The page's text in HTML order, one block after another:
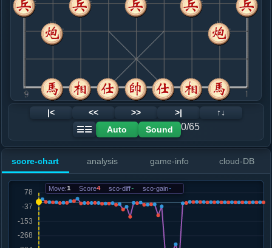
9. 仕四进五
黑+4
.....象７进５
10. 炮二平三
黑+11
兵九进一
.....士６进５
黑+9
黑+9
.....砲５退２
黑+6
12. 车一平二
黑+19
兵九进一
黑+14
13. 车六进一
黑+57
车二进七
车六平五
.....车９平８
黑+4
车９平６
15. 车二进九
黑+6
.....马７退８
黑+2
16. 车六进二
车六平四
|< << >> >|
↑↓
☰☰
Auto Sound 0/65
score-chart analysis game-info cloud-DB
Move:1 Score4 sco-diff- sco-gain-